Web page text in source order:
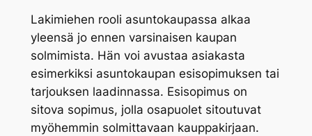
Lakimiehen rooli asuntokaupassa alkaa
yleensä jo ennen varsinaisen kaupan
solmimista. Hän voi avustaa asiakasta
esimerkiksi asuntokaupan esisopimuksen tai
tarjouksen laadinnassa. Esisopimus on
sitova sopimus, jolla osapuolet sitoutuvat
myöhemmin solmittavaan kauppakirjaan.